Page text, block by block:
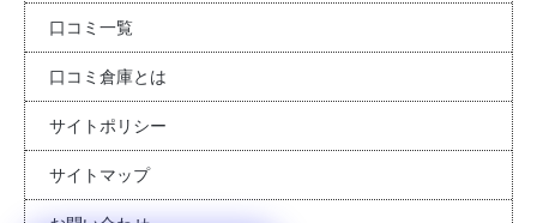
口コミ一覧
口コミ倉庫とは
サイトポリシー
サイトマップ